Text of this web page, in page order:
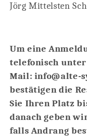
Jörg Mittelsten
Um eine
telefonisch unter
Mail: info@alte-
bestätigen die
Sie Ihren Platz
danach geben
falls Andrang